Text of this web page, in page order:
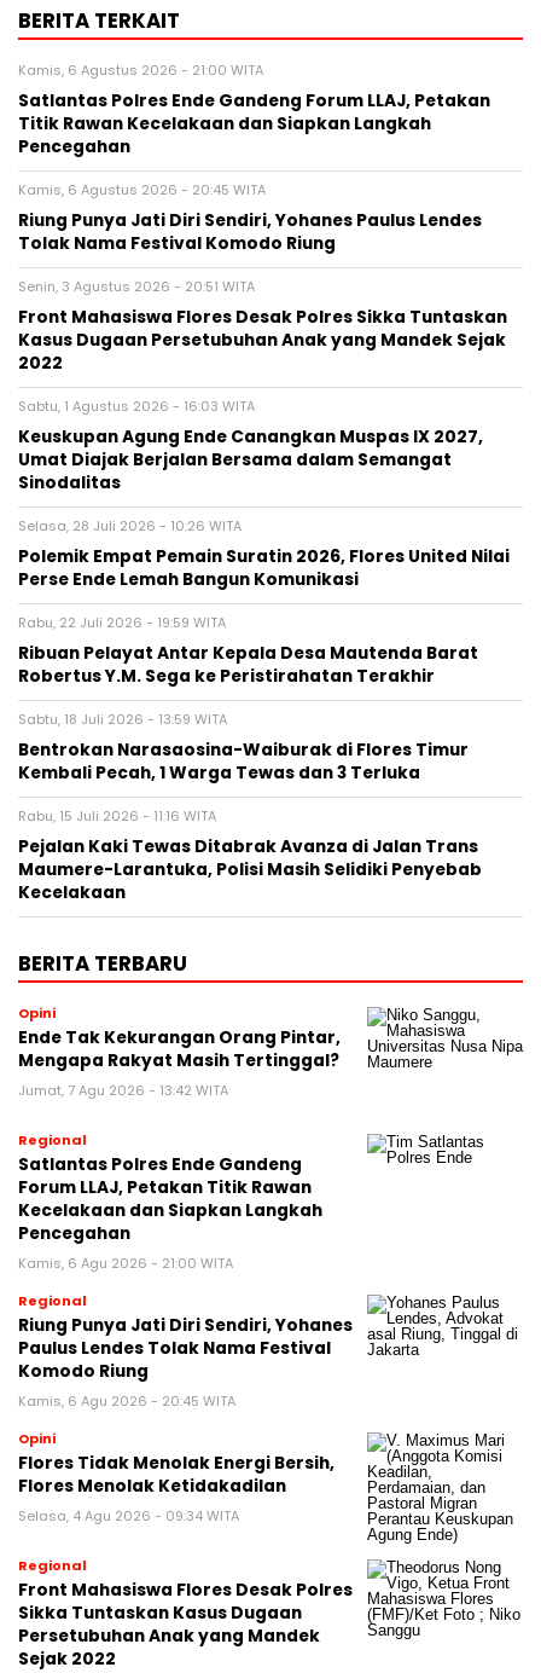
BERITA TERKAIT
Kamis, 6 Agustus 2026 - 21:00 WITA
Satlantas Polres Ende Gandeng Forum LLAJ, Petakan
Titik Rawan Kecelakaan dan Siapkan Langkah
Pencegahan
Kamis, 6 Agustus 2026 - 20:45 WITA
Riung Punya Jati Diri Sendiri, Yohanes Paulus Lendes
Tolak Nama Festival Komodo Riung
Senin, 3 Agustus 2026 - 20:51 WITA
Front Mahasiswa Flores Desak Polres Sikka Tuntaskan
Kasus Dugaan Persetubuhan Anak yang Mandek Sejak
2022
Sabtu, 1 Agustus 2026 - 16:03 WITA
Keuskupan Agung Ende Canangkan Muspas IX 2027,
Umat Diajak Berjalan Bersama dalam Semangat
Sinodalitas
Selasa, 28 Juli 2026 - 10:26 WITA
Polemik Empat Pemain Suratin 2026, Flores United Nilai
Perse Ende Lemah Bangun Komunikasi
Rabu, 22 Juli 2026 - 19:59 WITA
Ribuan Pelayat Antar Kepala Desa Mautenda Barat
Robertus Y.M. Sega ke Peristirahatan Terakhir
Sabtu, 18 Juli 2026 - 13:59 WITA
Bentrokan Narasaosina-Waiburak di Flores Timur
Kembali Pecah, 1 Warga Tewas dan 3 Terluka
Rabu, 15 Juli 2026 - 11:16 WITA
Pejalan Kaki Tewas Ditabrak Avanza di Jalan Trans
Maumere-Larantuka, Polisi Masih Selidiki Penyebab
Kecelakaan
BERITA TERBARU
Opini
Ende Tak Kekurangan Orang Pintar,
Mengapa Rakyat Masih Tertinggal?
Jumat, 7 Agu 2026 - 13:42 WITA
Regional
Satlantas Polres Ende Gandeng
Forum LLAJ, Petakan Titik Rawan
Kecelakaan dan Siapkan Langkah
Pencegahan
Kamis, 6 Agu 2026 - 21:00 WITA
Regional
Riung Punya Jati Diri Sendiri, Yohanes
Paulus Lendes Tolak Nama Festival
Komodo Riung
Kamis, 6 Agu 2026 - 20:45 WITA
Opini
Flores Tidak Menolak Energi Bersih,
Flores Menolak Ketidakadilan
Selasa, 4 Agu 2026 - 09:34 WITA
Regional
Front Mahasiswa Flores Desak Polres
Sikka Tuntaskan Kasus Dugaan
Persetubuhan Anak yang Mandek
Sejak 2022